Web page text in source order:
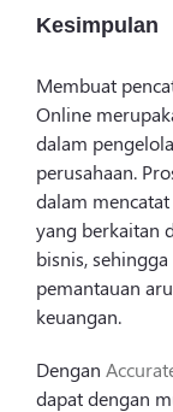
Kesimpulan
Membuat
Online
dalam
perusahaan.
dalam
yang berkaitan
bisnis,
pemantauan
keuangan.
Dengan
dapat dengan